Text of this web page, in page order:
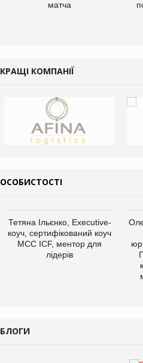
матча
КРАЩІ КОМПАНІЇ
ОСОБИСТОСТІ
Тетяна Ільєнко, Executive-
коуч, сертифікований коуч
МСС ICF, ментор для
лідерів
БЛОГИ